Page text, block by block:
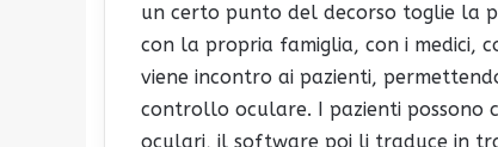
un certo punto del decorso toglie la
con la propria famiglia, con i medici,
viene incontro ai pazienti,
controllo oculare. I pazienti possono
oculari, il software poi li traduce in